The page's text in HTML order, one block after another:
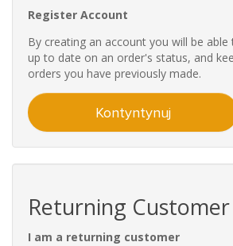
Register Account
By creating an account you will be
up to date on an order's status, and
orders you have previously made.
Kontyntynuj
Returning Customer
I am a returning customer